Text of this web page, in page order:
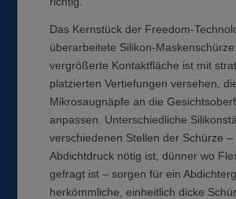
Das Kernstück der Freedom-
überarbeitete Silikon-
vergrößerte Kontaktfläche ist mit
platzierten Vertiefungen versehen,
Mikrosaugnäpfe an die
anpassen. Unterschiedliche
verschiedenen Stellen der Schürze –
Abdichtdruck nötig ist, dünner wo
gefragt ist – sorgen für ein
herkömmliche, einheitlich dicke